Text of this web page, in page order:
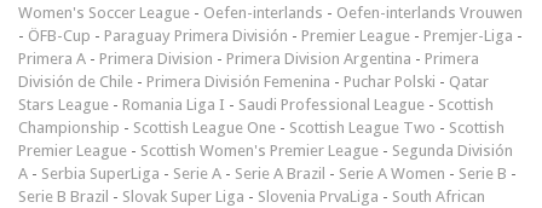
Women's Soccer League - Oefen-interlands - Oefen-interlands Vrouwen
- ÖFB-Cup - Paraguay Primera División - Premier League - Premjer-Liga -
Primera A - Primera Division - Primera Division Argentina - Primera
División de Chile - Primera División Femenina - Puchar Polski - Qatar
Stars League - Romania Liga I - Saudi Professional League - Scottish
Championship - Scottish League One - Scottish League Two - Scottish
Premier League - Scottish Women's Premier League - Segunda División
A - Serbia SuperLiga - Serie A - Serie A Brazil - Serie A Women - Serie B -
Serie B Brazil - Slovak Super Liga - Slovenia PrvaLiga - South African